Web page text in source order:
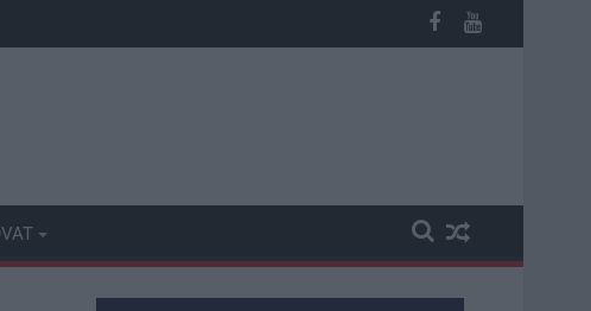
megint visszatér a forróság, újra rekkenő hőség jön, akár 38